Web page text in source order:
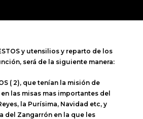
y utensilios y reparto de los
será de la siguiente manera:
( 2), que tenían la misión de
las misas mas importantes del
la Purísima, Navidad etc, y
del Zangarrón en la que les